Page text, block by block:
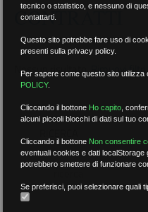
CONTRATTI
Nessun risultato.Rimuovi filtri
tecnico o statistico, e nessuno di
contattarti.
Questo sito potrebbe fare uso di
presenti sulla privacy policy.
Per sapere come questo sito utilizza
POLICY.
Cliccando il bottone Ho capito ,
alcuni piccoli blocchi di dati sul tuo
Cliccando il bottone Non consentire
eventuali cookies e dati
potrebbero smettere di funzionare
Se preferisci, puoi selezionare quali